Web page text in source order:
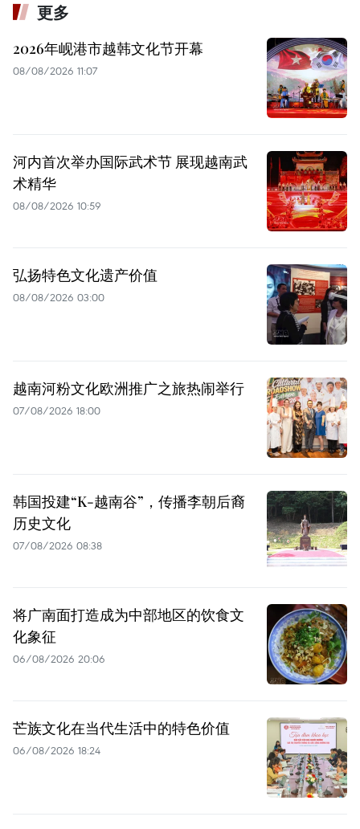
更多
2026年岘港市越韩文化节开幕
08/08/2026 11:07
河内首次举办国际武术节 展现越南武
术精华
08/08/2026 10:59
弘扬特色文化遗产价值
08/08/2026 03:00
越南河粉文化欧洲推广之旅热闹举行
07/08/2026 18:00
韩国投建“K-越南谷”，传播李朝后裔
历史文化
07/08/2026 08:38
将广南面打造成为中部地区的饮食文
化象征
06/08/2026 20:06
芒族文化在当代生活中的特色价值
06/08/2026 18:24